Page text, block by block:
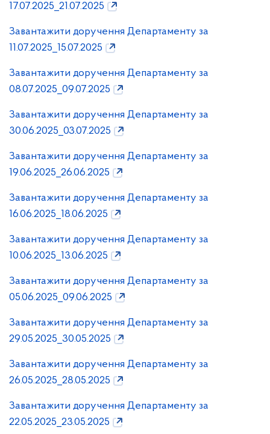
17.07.2025_21.07.2025
Завантажити доручення Департаменту за
11.07.2025_15.07.2025
Завантажити доручення Департаменту за
08.07.2025_09.07.2025
Завантажити доручення Департаменту за
30.06.2025_03.07.2025
Завантажити доручення Департаменту за
19.06.2025_26.06.2025
Завантажити доручення Департаменту за
16.06.2025_18.06.2025
Завантажити доручення Департаменту за
10.06.2025_13.06.2025
Завантажити доручення Департаменту за
05.06.2025_09.06.2025
Завантажити доручення Департаменту за
29.05.2025_30.05.2025
Завантажити доручення Департаменту за
26.05.2025_28.05.2025
Завантажити доручення Департаменту за
22.05.2025_23.05.2025